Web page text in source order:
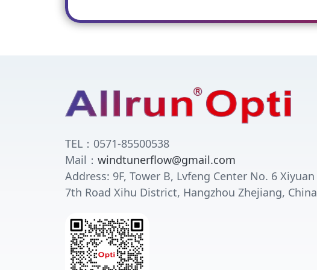
TEL：0571-85500538
Mail： windtunerflow@gmail.com
Address: 9F, Tower B, Lvfeng Center No. 6 Xiyuan
7th Road Xihu District, Hangzhou Zhejiang, China